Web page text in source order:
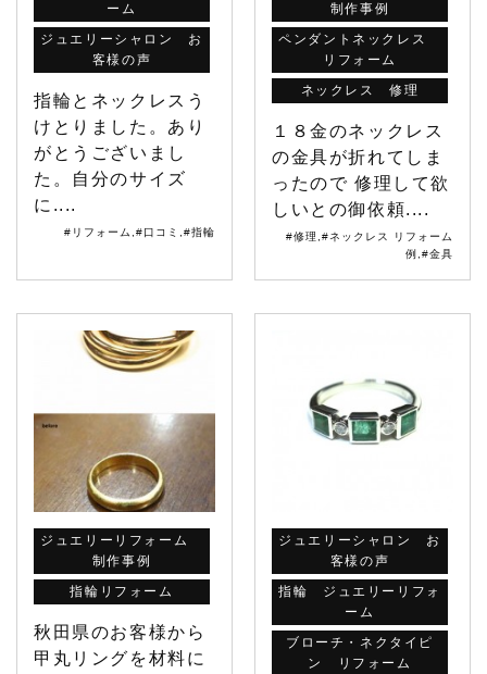
ーム
ジュエリーシャロン お
客様の声
指輪とネックレスう
けとりました。あり
がとうございまし
た。自分のサイズ
に....
#リフォーム #口コミ #指輪
制作事例
ペンダントネックレス
リフォーム
ネックレス 修理
１８金のネックレス
の金具が折れてしま
ったので 修理して欲
しいとの御依頼....
#修理 #ネックレス リフォーム
例
#金具
ジュエリーリフォーム
制作事例
指輪リフォーム
秋田県のお客様から
甲丸リングを材料に
ジュエリーシャロン お
客様の声
指輪 ジュエリーリフォ
ーム
ブローチ・ネクタイピ
ン リフォーム